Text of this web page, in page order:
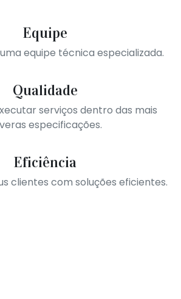
Equipe
equipe técnica especializada.
Qualidade
serviços dentro das mais
especificações.
Eficiência
clientes com soluções eficientes.